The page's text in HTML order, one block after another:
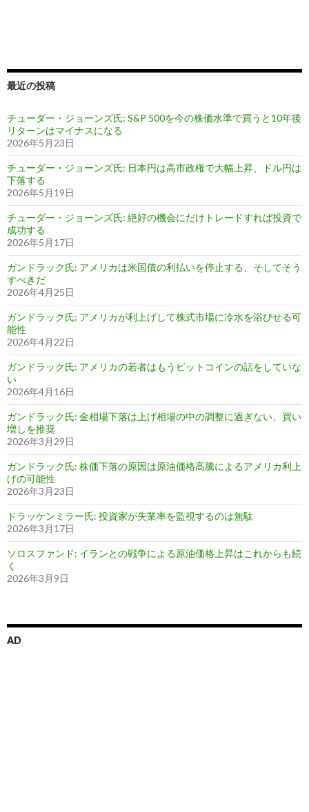
最近の投稿
チューダー・ジョーンズ氏: S&P 500を今の株価水準で買うと10年後
リターンはマイナスになる
2026年5月23日
チューダー・ジョーンズ氏: 日本円は高市政権で大幅上昇、ドル円は
下落する
2026年5月19日
チューダー・ジョーンズ氏: 絶好の機会にだけトレードすれば投資で
成功する
2026年5月17日
ガンドラック氏: アメリカは米国債の利払いを停止する、そしてそう
すべきだ
2026年4月25日
ガンドラック氏: アメリカが利上げして株式市場に冷水を浴びせる可
能性
2026年4月22日
ガンドラック氏: アメリカの若者はもうビットコインの話をしていな
い
2026年4月16日
ガンドラック氏: 金相場下落は上げ相場の中の調整に過ぎない、買い
増しを推奨
2026年3月29日
ガンドラック氏: 株価下落の原因は原油価格高騰によるアメリカ利上
げの可能性
2026年3月23日
ドラッケンミラー氏: 投資家が失業率を監視するのは無駄
2026年3月17日
ソロスファンド: イランとの戦争による原油価格上昇はこれからも続
く
2026年3月9日
AD